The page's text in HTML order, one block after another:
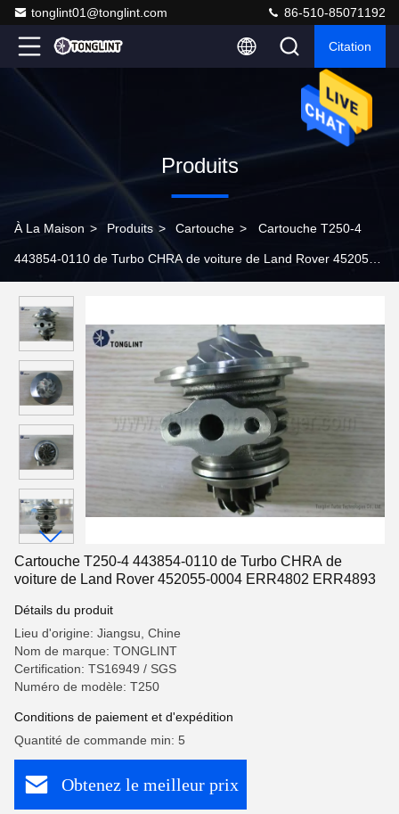
tonglint01@tonglint.com 86-510-85071192
Citation
Produits
À La Maison > Produits > Cartouche > Cartouche T250-4
443854-0110 de Turbo CHRA de voiture de Land Rover 452055-
Cartouche T250-4 443854-0110 de Turbo CHRA de
voiture de Land Rover 452055-0004 ERR4802 ERR4893
Détails du produit
Lieu d'origine: Jiangsu, Chine
Nom de marque: TONGLINT
Certification: TS16949 / SGS
Numéro de modèle: T250
Conditions de paiement et d'expédition
Quantité de commande min: 5
Obtenez le meilleur prix